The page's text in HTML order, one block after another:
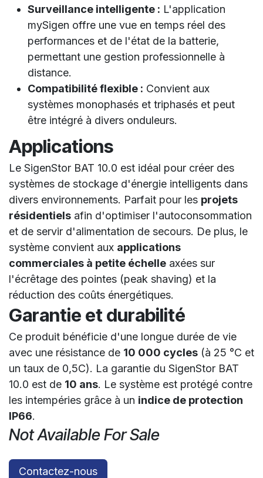
Surveillance intelligente : L'application
mySigen offre une vue en temps réel des
performances et de l'état de la batterie,
permettant une gestion professionnelle à
distance.
Compatibilité flexible : Convient aux
systèmes monophasés et triphasés et peut
être intégré à divers onduleurs.
Applications
Le SigenStor BAT 10.0 est idéal pour créer des
systèmes de stockage d'énergie intelligents dans
divers environnements. Parfait pour les projets
résidentiels afin d'optimiser l'autoconsommation
et de servir d'alimentation de secours. De plus, le
système convient aux applications
commerciales à petite échelle axées sur
l'écrêtage des pointes (peak shaving) et la
réduction des coûts énergétiques.
Garantie et durabilité
Ce produit bénéficie d'une longue durée de vie
avec une résistance de 10 000 cycles (à 25 °C et
un taux de 0,5C). La garantie du SigenStor BAT
10.0 est de 10 ans. Le système est protégé contre
les intempéries grâce à un indice de protection
IP66.
Not Available For Sale
Contactez-nous